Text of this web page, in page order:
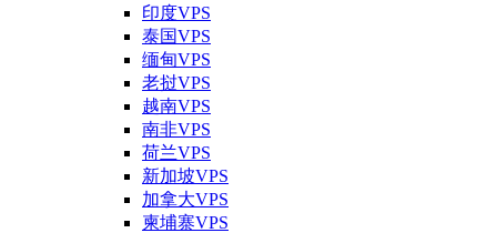
印度VPS
泰国VPS
缅甸VPS
老挝VPS
越南VPS
南非VPS
荷兰VPS
新加坡VPS
加拿大VPS
柬埔寨VPS